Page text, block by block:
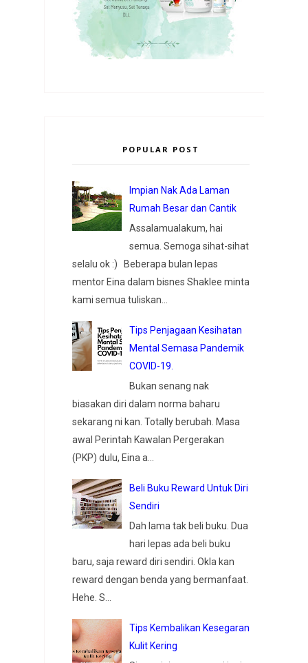
POPULAR POST
Impian Nak Ada Laman
Rumah Besar dan Cantik
Assalamualakum, hai
semua. Semoga sihat-sihat
selalu ok :) Beberapa bulan lepas
mentor Eina dalam bisnes Shaklee minta
kami semua tuliskan...
Tips Penjagaan Kesihatan
Mental Semasa Pandemik
COVID-19.
Bukan senang nak
biasakan diri dalam norma baharu
sekarang ni kan. Totally berubah. Masa
awal Perintah Kawalan Pergerakan
(PKP) dulu, Eina a...
Beli Buku Reward Untuk Diri
Sendiri
Dah lama tak beli buku. Dua
hari lepas ada beli buku
baru, saja reward diri sendiri. Okla kan
reward dengan benda yang bermanfaat.
Hehe. S...
Tips Kembalikan Kesegaran
Kulit Kering